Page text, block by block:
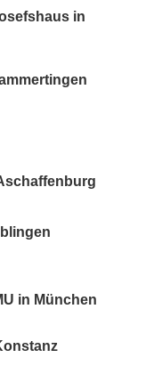
in
in München